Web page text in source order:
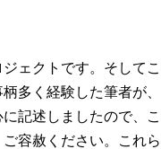
ェクトです。そして
多く経験した筆者が
記述しましたので、
容赦ください。これ